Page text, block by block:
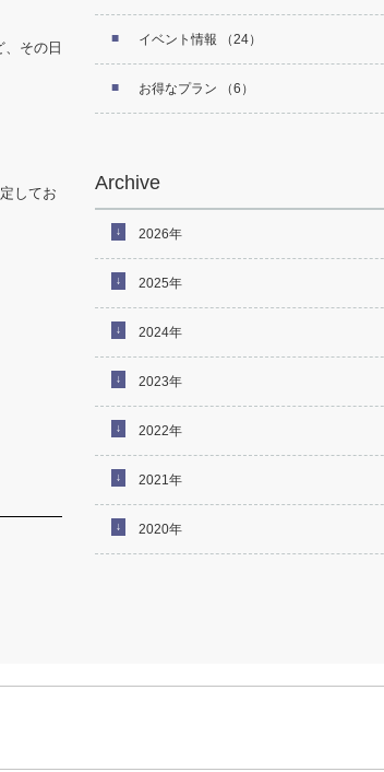
その日
してお
イベント情報 （24）
お得なプラン （6）
Archive
2026年
2025年
2024年
2023年
2022年
2021年
2020年